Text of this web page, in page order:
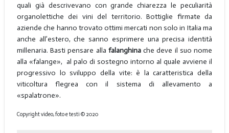
quali già descrivevano con grande chiarezza le peculiarità
organolettiche dei vini del territorio. Bottiglie firmate da
aziende che hanno trovato ottimi mercati non solo in Italia ma
anche all’estero, che sanno esprimere una precisa identità
millenaria. Basti pensare alla falanghinache deve il suo nome
alla «falange», al palo di sostegno intorno al quale avviene il
progressivo lo sviluppo della vite: è la caratteristica della
viticoltura flegrea con il sistema di allevamento a
«spalatrone».
Copyright video, foto e testi © 2020